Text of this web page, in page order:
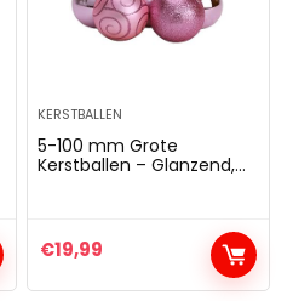
KERSTBALLEN
5-100 mm Grote
Kerstballen – Glanzend,
€19,99